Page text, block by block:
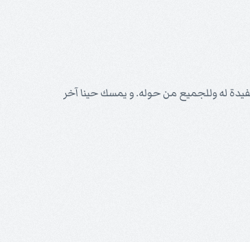
له وللجميع من حوله. و يمسك حينا آخر